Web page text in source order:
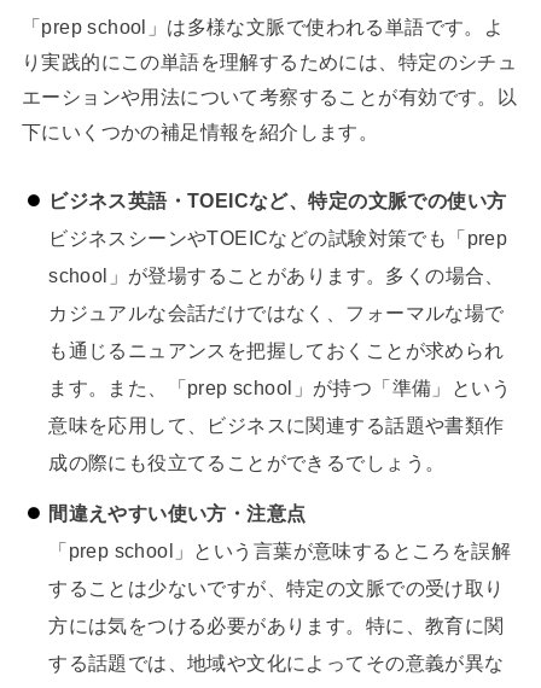
「prep school」は多様な文脈で使われる単語です。よ
り実践的にこの単語を理解するためには、特定のシチュ
エーションや用法について考察することが有効です。以
下にいくつかの補足情報を紹介します。
ビジネス英語・TOEICなど、特定の文脈での使い方
ビジネスシーンやTOEICなどの試験対策でも「prep
school」が登場することがあります。多くの場合、
カジュアルな会話だけではなく、フォーマルな場で
も通じるニュアンスを把握しておくことが求められ
ます。また、「prep school」が持つ「準備」という
意味を応用して、ビジネスに関連する話題や書類作
成の際にも役立てることができるでしょう。
間違えやすい使い方・注意点
「prep school」という言葉が意味するところを誤解
することは少ないですが、特定の文脈での受け取り
方には気をつける必要があります。特に、教育に関
する話題では、地域や文化によってその意義が異な